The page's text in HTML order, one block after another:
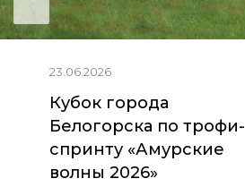
23.06.2026
Кубок города
Белогорска по трофи-
спринту «Амурские
волны 2026»